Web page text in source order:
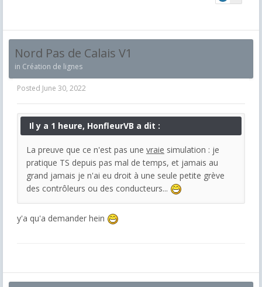
Nord Pas de Calais V1
in Création de lignes
Posted June 30, 2022
Il y a 1 heure, HonfleurVB a dit :
La preuve que ce n'est pas une vraie simulation : je
pratique TS depuis pas mal de temps, et jamais au
grand jamais je n'ai eu droit à une seule petite grève
des contrôleurs ou des conducteurs...
y'a qu'a demander hein